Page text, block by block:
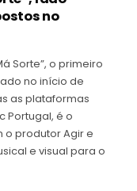
no
Sorte”, o primeiro
no início de
as plataformas
Portugal, é o
produtor Agir e
e visual para o